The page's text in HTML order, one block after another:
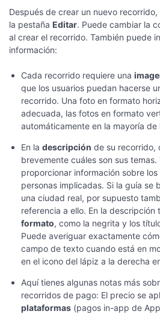
Después de crear un nuevo
la pestaña Editar. Puede cambiar la
al crear el recorrido. También puede
información:
Cada recorrido requiere una
que los usuarios puedan hacerse
recorrido. Una foto en formato
adecuada, las fotos en formato
automáticamente en la mayoría de
En la descripción de su recorrido,
brevemente cuáles son sus
proporcionar información sobre
personas implicadas. Si la guía se
una ciudad real, por supuesto
referencia a ello. En la
formato, como la negrita y los
Puede averiguar exactamente
campo de texto cuando está en
en el icono del lápiz a la derecha
Aquí tienes algunas notas más
recorridos de pago: El precio se
plataformas (pagos in-app de